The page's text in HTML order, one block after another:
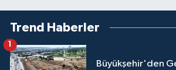
Trend Haberler
Büyükşehir'den
1